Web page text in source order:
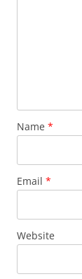
Name *
Email *
Website